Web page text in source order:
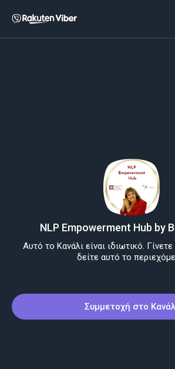
NLP Empowerment Hub by
Αυτό το Κανάλι είναι ιδιωτικό.
δείτε αυτό το
Συμμετοχή στο